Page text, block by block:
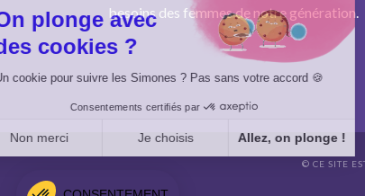
besoins des femmes de notre génération.
© CE SITE
On plonge avec
des cookies ?
Un cookie pour suivre les Simones ? Pas sans votre accord 🍪
Consentements certifiés par
Non merci Je choisis Allez, on
Plateforme de Gestion du Consentement :